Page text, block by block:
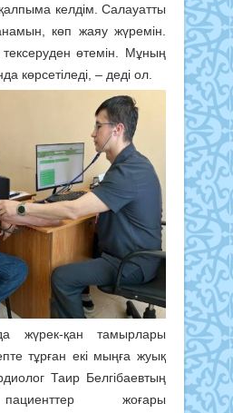
келдім. Салауатты
көп жаяу жүремін.
өтемін. Мұның
көрсетіледі, – деді ол.
жүрек-қан тамырлары
тұрған екі мыңға жуық
Таир Белгібаевтың
жоғары